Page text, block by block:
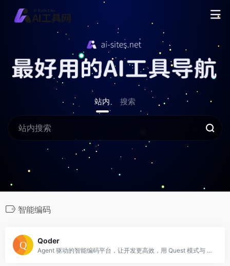
站内 搜索
智能编码
Qoder
Agent 驱动的智能编码平台，让开发更高效，用 Quest 模式与 Repo Wiki 实现跨文件自动任务与文档同步